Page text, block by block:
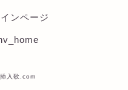
ンページ
入歌.com